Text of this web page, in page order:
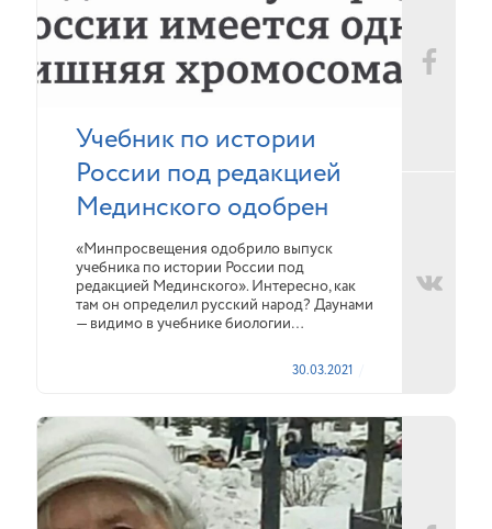
Учебник по истории
России под редакцией
Мединского одобрен
«Минпросвещения одобрило выпуск
учебника по истории России под
редакцией Мединского». Интересно, как
там он определил русский народ? Даунами
— видимо в учебнике биологии…
30.03.2021